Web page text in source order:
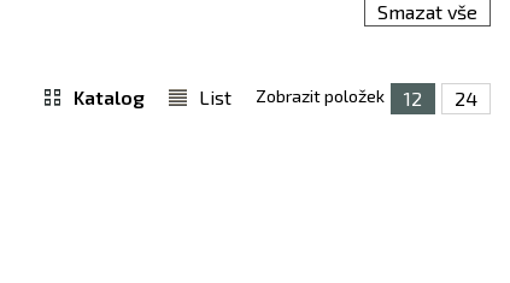
Smazat vše
Katalog List Zobrazit položek 12 24